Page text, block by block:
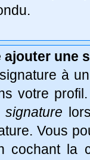
une
à
votre
Vous
cochant la